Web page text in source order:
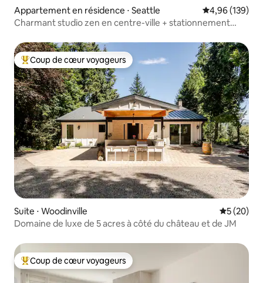
Appartement en résidence ⋅ Seattle Évaluation
4,96 (139)
Charmant studio zen en centre-ville + stationnement
Coups de cœur voyageurs les plus appréciés
Coup de cœur voyageurs
Suite ⋅ Woodinville
5 (20)
Domaine de luxe de 5 acres à côté du château et de JM
Coups de cœur voyageurs les plus appréciés
Coup de cœur voyageurs